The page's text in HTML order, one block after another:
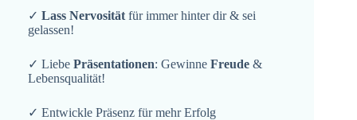
✓ Lass Nervosität für immer hinter dir & sei
gelassen!
✓ Liebe Präsentationen: Gewinne Freude &
Lebensqualität!
✓ Entwickle Präsenz für mehr Erfolg